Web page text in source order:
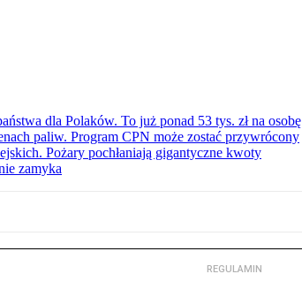
dla Polaków. To już ponad 53 tys. zł na osobę
paliw. Program CPN może zostać przywrócony
Pożary pochłaniają gigantyczne kwoty
zamyka
REGULAMIN